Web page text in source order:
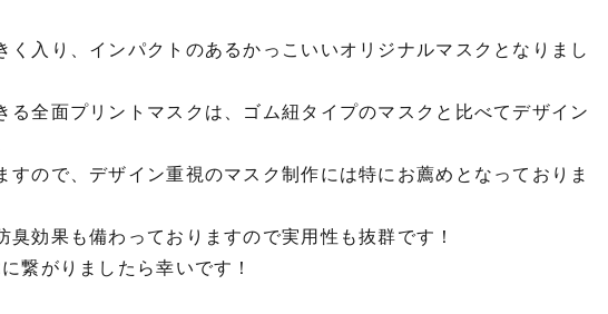
く入り、インパクトのあるかっこいいオリジナルマスクとなりまし
る全面プリントマスクは、ゴム紐タイプのマスクと比べてデザイン
すので、デザイン重視のマスク制作には特にお薦めとなっておりま
臭効果も備わっておりますので実用性も抜群です！
繋がりましたら幸いです！